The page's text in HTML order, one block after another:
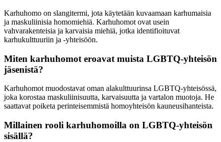
Karhuhomo on slangitermi, jota käytetään kuvaamaan karhumaisia
ja maskuliinisia homomiehiä. Karhuhomot ovat usein
vahvarakenteisia ja karvaisia miehiä, jotka identifioituvat
karhukulttuuriin ja -yhteisöön.
Miten karhuhomot eroavat muista LGBTQ-yhteisön
jäsenistä?
Karhuhomot muodostavat oman alakulttuurinsa LGBTQ-yhteisössä,
joka korostaa maskuliinisuutta, karvaisuutta ja vartalon muotoja. He
saattavat poiketa perinteisemmistä homoyhteisön kauneusihanteista.
Millainen rooli karhuhomoilla on LGBTQ-yhteisön
sisällä?